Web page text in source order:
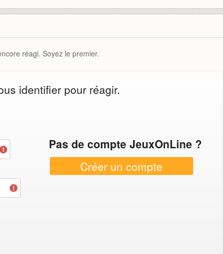
réagi. Soyez le premier.
identifier pour réagir.
Pas de compte JeuxOnLine ?
Créer un compte